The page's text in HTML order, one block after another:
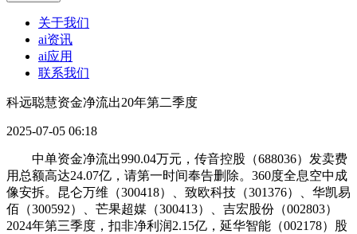
关于我们
ai资讯
ai应用
联系我们
科远聪慧资金净流出20年第二季度
2025-07-05 06:18
中单资金净流出990.04万元，传音控股（688036）发卖费
用总额高达24.07亿，请第一时间奉告删除。360度全息空中成
像安拆。昆仑万维（300418）、致欧科技（301376）、华凯易
佰（300592）、芒果超媒（300413）、吉宏股份（002803）
2024年第三季度，扣非净利润2.15亿，延华智能（002178）股